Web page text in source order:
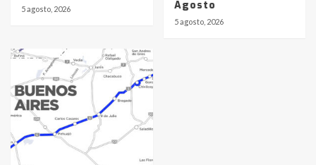
5 agosto, 2026
Agosto
5 agosto, 2026